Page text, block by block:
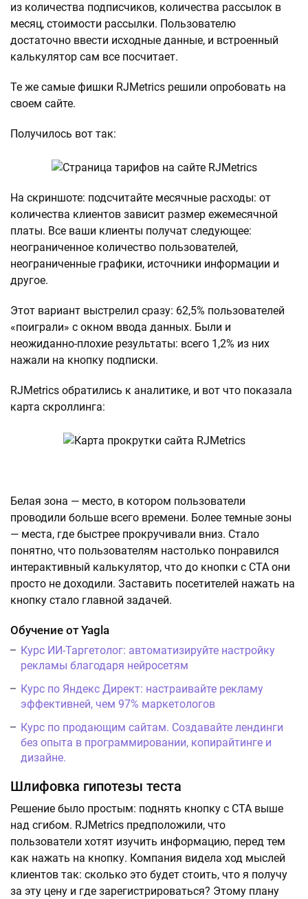
из количества подписчиков, количества рассылок в
месяц, стоимости рассылки. Пользователю
достаточно ввести исходные данные, и встроенный
калькулятор сам все посчитает.
Те же самые фишки RJMetrics решили опробовать на
своем сайте.
Получилось вот так:
На скриншоте: подсчитайте месячные расходы: от
количества клиентов зависит размер ежемесячной
платы. Все ваши клиенты получат следующее:
неограниченное количество пользователей,
неограниченные графики, источники информации и
другое.
Этот вариант выстрелил сразу: 62,5% пользователей
«поиграли» с окном ввода данных. Были и
неожиданно-плохие результаты: всего 1,2% из них
нажали на кнопку подписки.
RJMetrics обратились к аналитике, и вот что показала
карта скроллинга:
Белая зона — место, в котором пользователи
проводили больше всего времени. Более темные зоны
— места, где быстрее прокручивали вниз. Стало
понятно, что пользователям настолько понравился
интерактивный калькулятор, что до кнопки с СТА они
просто не доходили. Заставить посетителей нажать на
кнопку стало главной задачей.
Обучение от Yagla
Курс ИИ-Таргетолог: автоматизируйте настройку
рекламы благодаря нейросетям
Курс по Яндекс Директ: настраивайте рекламу
эффективней, чем 97% маркетологов
Курс по продающим сайтам. Создавайте лендинги
без опыта в программировании, копирайтинге и
дизайне.
Шлифовка гипотезы теста
Решение было простым: поднять кнопку с СТА выше
над сгибом. RJMetrics предположили, что
пользователи хотят изучить информацию, перед тем
как нажать на кнопку. Компания видела ход мыслей
клиентов так: сколько это будет стоить, что я получу
за эту цену и где зарегистрироваться? Этому плану